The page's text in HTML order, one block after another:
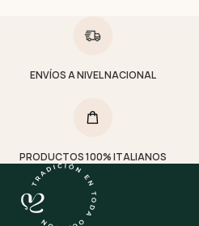
ENVÍOS A NIVEL NACIONAL
PRODUCTOS 100% ITALIANOS